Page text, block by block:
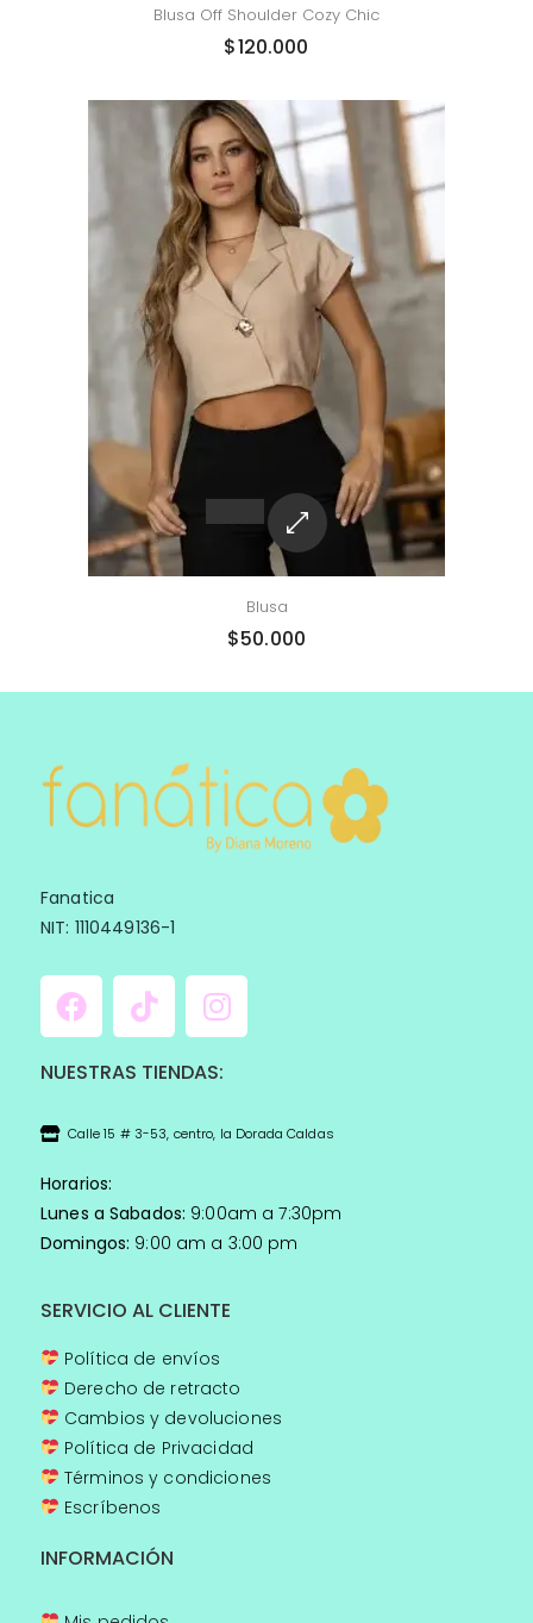
Blusa Off Shoulder Cozy Chic
$120.000
Blusa
$50.000
Fanatica
NIT: 1110449136-1
NUESTRAS TIENDAS:
Calle 15 # 3-53, centro, la Dorada Caldas
Horarios:
Lunes a Sabados: 9:00am a 7:30pm
Domingos: 9:00 am a 3:00 pm
SERVICIO AL CLIENTE
Política de envíos
Derecho de retracto
Cambios y devoluciones
Política de Privacidad
Términos y condiciones
Escríbenos
INFORMACIÓN